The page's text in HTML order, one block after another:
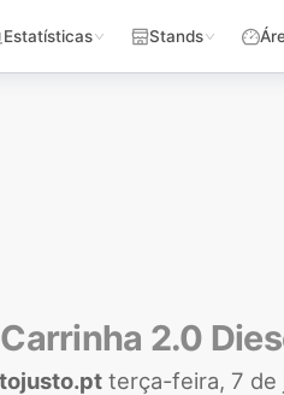
Estatísticas Stands
Carrinha 2.0
terça-feira, 7 de